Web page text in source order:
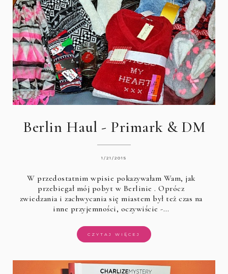
Berlin Haul - Primark & DM
1/21/2015
W przedostatnim wpisie pokazywałam Wam, jak
przebiegał mój pobyt w Berlinie . Oprócz
zwiedzania i zachwycania się miastem był też czas na
inne przyjemności, oczywiście -…
CZYTAJ WIĘCEJ